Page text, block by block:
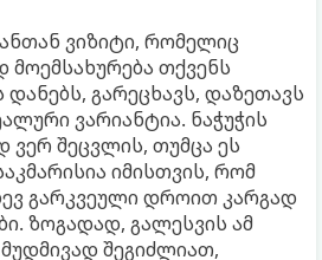
ვიზიტი, რომელიც
თქვენს
დანებს, გარეცხავს, დაზეთავს
ვარიანტია. ნაჭუჭის
შეცვლის, თუმცა ეს
იმისთვის, რომ
გარკვეული დროით კარგად
ზოგადად, გალესვის ამ
შეგიძლიათ,